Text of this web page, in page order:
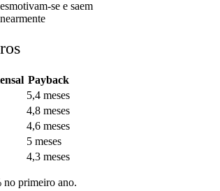
se e saem
Payback
5,4 meses
4,8 meses
4,6 meses
5 meses
4,3 meses
no primeiro ano.